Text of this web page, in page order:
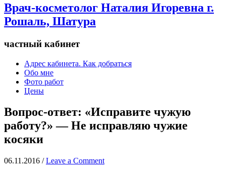
Врач-косметолог Наталия Игоревна г.
Рошаль, Шатура
частный кабинет
Адрес кабинета. Как добраться
Обо мне
Фото работ
Цены
Вопрос-ответ: «Исправите чужую
работу?» — Не исправляю чужие
косяки
06.11.2016 /Leave a Comment